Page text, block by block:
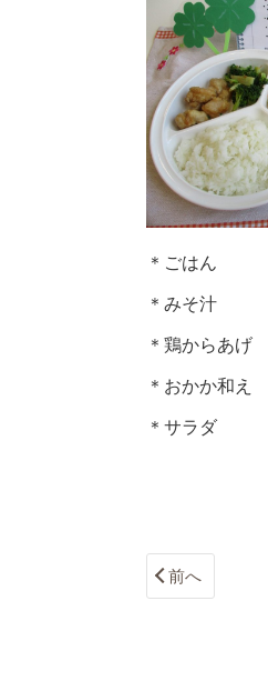
＊ごはん
＊みそ汁
＊鶏からあげ
＊おかか和え
＊サラダ
前へ